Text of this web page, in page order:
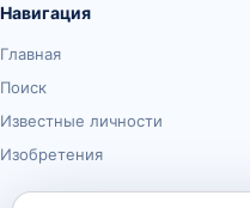
Навигация
Главная
Поиск
Известные личности
Изобретения